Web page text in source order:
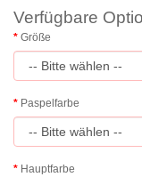
Verfügbare
Größe
Paspelfarbe
Hauptfarbe